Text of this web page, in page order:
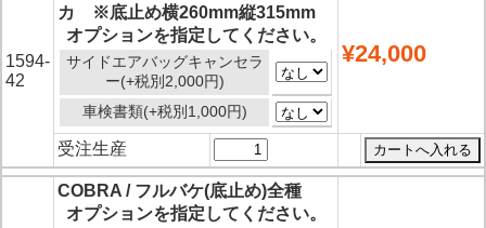
1594-
42
カ ※底止め横260mm縦315mm
オプションを指定してください。
サイドエアバッグキャンセラ
ー(+税別2,000円)
車検書類(+税別1,000円)
¥24,000
受注生産
COBRA / フルバケ(底止め)全種
オプションを指定してください。